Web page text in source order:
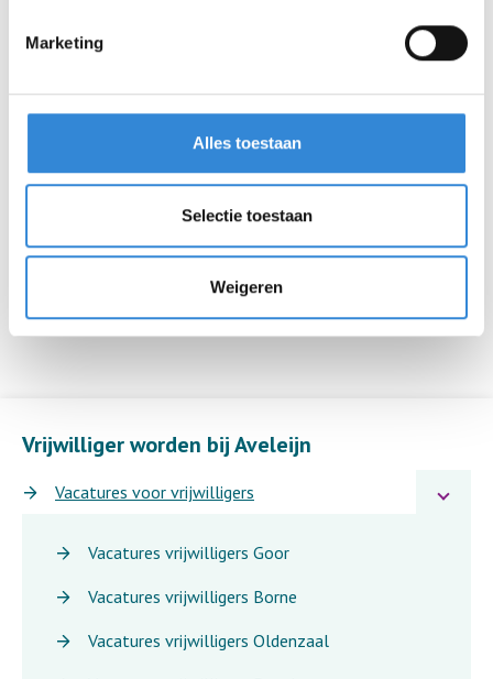
Marketing
Alles toestaan
Selectie toestaan
Weigeren
Vrijwilliger worden bij Aveleijn
Vacatures voor vrijwilligers
Vacatures vrijwilligers Goor
Vacatures vrijwilligers Borne
Vacatures vrijwilligers Oldenzaal